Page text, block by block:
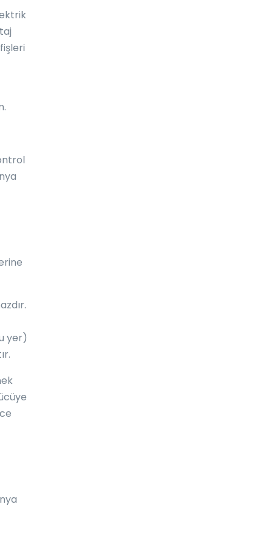
yer)